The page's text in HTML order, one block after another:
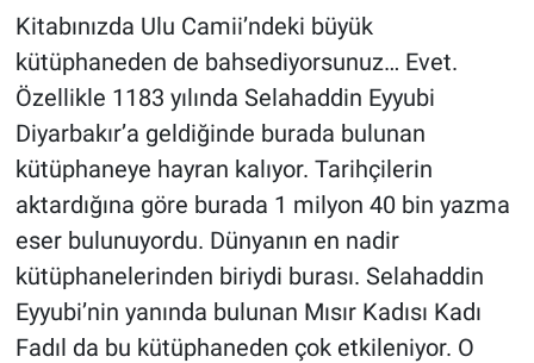
Kitabınızda Ulu Camii’ndeki büyük
kütüphaneden de bahsediyorsunuz… Evet.
Özellikle 1183 yılında Selahaddin Eyyubi
Diyarbakır’a geldiğinde burada bulunan
kütüphaneye hayran kalıyor. Tarihçilerin
aktardığına göre burada 1 milyon 40 bin yazma
eser bulunuyordu. Dünyanın en nadir
kütüphanelerinden biriydi burası. Selahaddin
Eyyubi’nin yanında bulunan Mısır Kadısı Kadı
Fadıl da bu kütüphaneden çok etkileniyor. O